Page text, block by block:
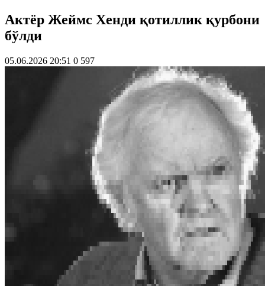
Актёр Жеймс Хенди қотиллик қурбони
бўлди
05.06.2026 20:51 0 597